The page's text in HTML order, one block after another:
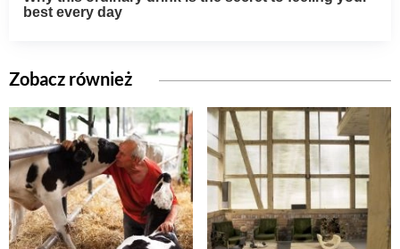
Zobacz również